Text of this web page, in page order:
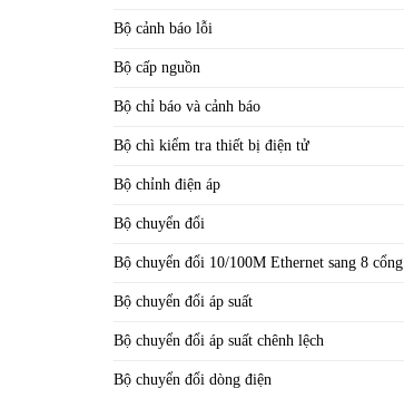
Bộ cảnh báo lỗi
Bộ cấp nguồn
Bộ chỉ báo và cảnh báo
Bộ chì kiểm tra thiết bị điện tử
Bộ chỉnh điện áp
Bộ chuyển đổi
Bộ chuyển đổi 10/100M Ethernet sang 8 cổng
Bộ chuyển đổi áp suất
Bộ chuyển đổi áp suất chênh lệch
Bộ chuyển đổi dòng điện